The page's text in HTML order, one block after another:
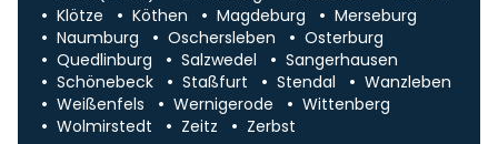
Klötze
Köthen Magdeburg
Merseburg
Naumburg
Oschersleben
Osterburg
Quedlinburg
Salzwedel
Sangerhausen
Schönebeck
Staßfurt Stendal
Wanzleben
Weißenfels
Wernigerode
Wittenberg
Wolmirstedt
Zeitz Zerbst